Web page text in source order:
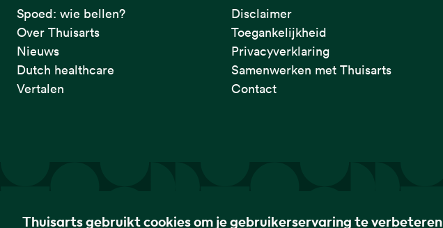
Thuisarts gebruikt cookies om je gebruikerservaring te verbeteren
Spoed: wie bellen?
Over Thuisarts
Nieuws
Dutch healthcare
Vertalen
Disclaimer
Toegankelijkheid
Privacyverklaring
Samenwerken met Thuisarts
Contact